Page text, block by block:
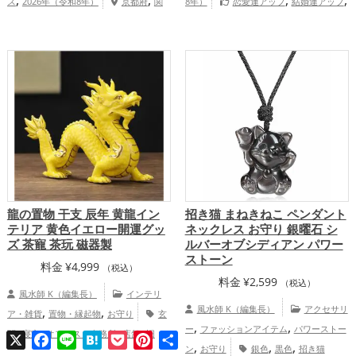
龍の置物 干支 辰年 黄龍イン
テリア 黄色イエロー開運グッ
ズ 茶寵 茶玩 磁器製
料金 ¥4,999 （税込）
風水師 K（編集長）
インテリ
ア・雑貨, 置物・縁起物, お守り
玄
関,寝室,オフィス・事務所,店舗,旧
2024年（令和6年） ,黄色 ,干支・十二支,
招き猫 まねきねこ ペンダント
ネックレス お守り 銀曜石 シ
ルバーオブシディアン パワー
ストーン
料金 ¥2,599 （税込）
風水師 K（編集長）
アクセサリ
ー, ファッションアイテム, パワーストー
ン, お守り 銀色, 黒色, 招き猫
X Facebook
Line HatenaPocketPinterest
共
有